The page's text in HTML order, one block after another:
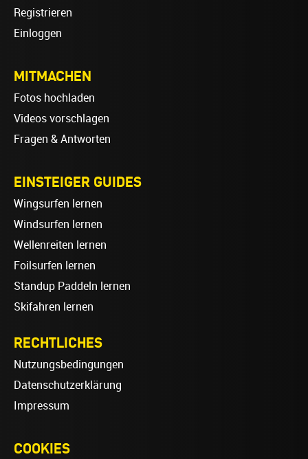
Registrieren
Einloggen
MITMACHEN
Fotos hochladen
Videos vorschlagen
Fragen & Antworten
EINSTEIGER GUIDES
Wingsurfen lernen
Windsurfen lernen
Wellenreiten lernen
Foilsurfen lernen
Standup Paddeln lernen
Skifahren lernen
RECHTLICHES
Nutzungsbedingungen
Datenschutzerklärung
Impressum
COOKIES